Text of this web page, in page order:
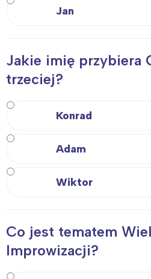
Jan
Jakie imię przybiera
trzeciej?
Konrad
Adam
Wiktor
Co jest tematem
Improwizacji?